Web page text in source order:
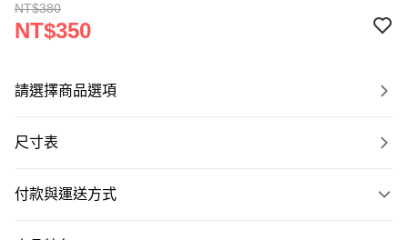
NT$380
NT$350
請選擇商品選項
尺寸表
付款與運送方式